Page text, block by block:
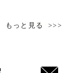
もっと見る